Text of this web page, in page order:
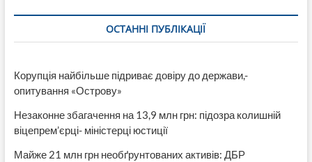
ОСТАННІ ПУБЛІКАЦІЇ
Корупція найбільше підриває довіру до держави,-
опитування «Острову»
Незаконне збагачення на 13,9 млн грн: підозра колишній
віцепрем’єрці- міністерці юстиції
Майже 21 млн грн необґрунтованих активів: ДБР